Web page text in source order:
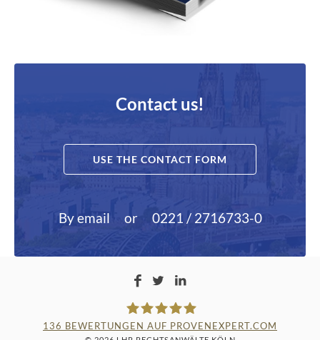
Contact us!
USE THE CONTACT FORM
By email or 0221 / 2716733-0
136 BEWERTUNGEN AUF PROVENEXPERT.COM